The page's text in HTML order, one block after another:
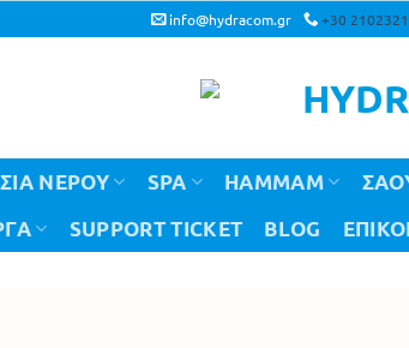
info@hydracom.gr +30
ΝΕΡΟΥ SPA HAMMAM
SUPPORT TICKET BLOG